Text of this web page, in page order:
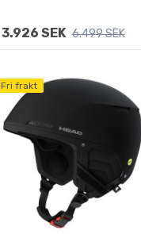
3.926 SEK 6.499 SEK
Fri frakt